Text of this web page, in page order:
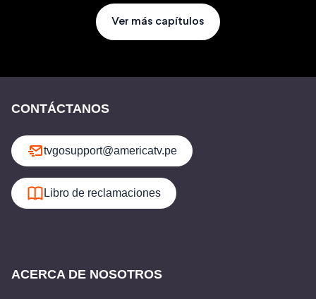
Ver más capítulos
CONTÁCTANOS
tvgosupport@americatv.pe
Libro de reclamaciones
ACERCA DE NOSOTROS